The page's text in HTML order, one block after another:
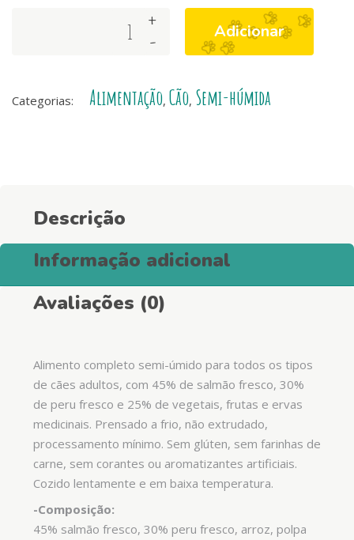
&
-
+ Adicionar
Categorias: Alimentação, Cão, Semi-húmida
Descrição
Informação adicional
Avaliações (0)
Alimento completo semi-úmido para todos os tipos
de cães adultos, com 45% de salmão fresco, 30%
de peru fresco e 25% de vegetais, frutas e ervas
medicinais. Prensado a frio, não extrudado,
processamento mínimo. Sem glúten, sem farinhas de
carne, sem corantes ou aromatizantes artificiais.
Cozido lentamente e em baixa temperatura.
-Composição:
45% salmão fresco, 30% peru fresco, arroz, polpa